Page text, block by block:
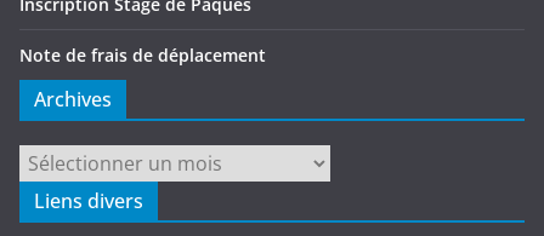
Inscription Stage de Pâques
Note de frais de déplacement
Archives
Archives
Liens divers